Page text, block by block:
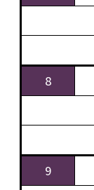
8
9